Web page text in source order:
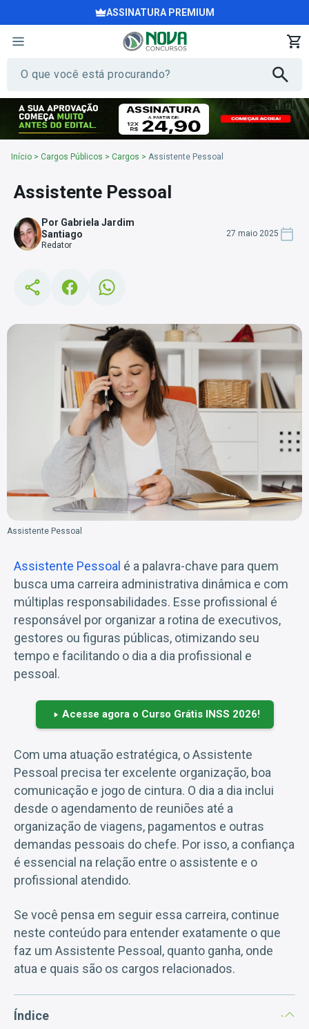
ASSINATURA PREMIUM
Início > Cargos Públicos > Cargos > Assistente Pessoal
Assistente Pessoal
Por Gabriela Jardim
Santiago
Redator
27 maio 2025
Assistente Pessoal
Assistente Pessoal é a palavra-chave para quem
busca uma carreira administrativa dinâmica e com
múltiplas responsabilidades. Esse profissional é
responsável por organizar a rotina de executivos,
gestores ou figuras públicas, otimizando seu
tempo e facilitando o dia a dia profissional e
pessoal.
Acesse agora o Curso Grátis INSS 2026!
Com uma atuação estratégica, o Assistente
Pessoal precisa ter excelente organização, boa
comunicação e jogo de cintura. O dia a dia inclui
desde o agendamento de reuniões até a
organização de viagens, pagamentos e outras
demandas pessoais do chefe. Por isso, a confiança
é essencial na relação entre o assistente e o
profissional atendido.
Se você pensa em seguir essa carreira, continue
neste conteúdo para entender exatamente o que
faz um Assistente Pessoal, quanto ganha, onde
atua e quais são os cargos relacionados.
Índice